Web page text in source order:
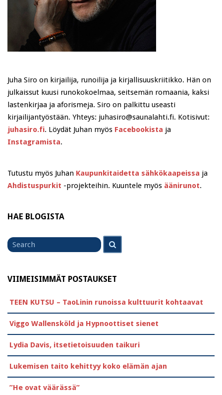
Juha Siro on kirjailija, runoilija ja kirjallisuuskriitikko. Hän on
julkaissut kuusi runokokoelmaa, seitsemän romaania, kaksi
lastenkirjaa ja aforismeja. Siro on palkittu useasti
kirjailijantyöstään. Yhteys: juhasiro@saunalahti.fi. Kotisivut:
juhasiro.fi. Löydät Juhan myös Facebookista ja
Instagramista.
Tutustu myös Juhan Kaupunkitaidetta sähkökaapeissa ja
Ahdistuspurkit -projekteihin. Kuuntele myös äänirunot.
HAE BLOGISTA
Search
for
VIIMEISIMMÄT POSTAUKSET
TEEN KUTSU – TaoLinin runoissa kulttuurit kohtaavat
Viggo Wallensköld ja Hypnoottiset sienet
Lydia Davis, itsetietoisuuden taikuri
Lukemisen taito kehittyy koko elämän ajan
”He ovat väärässä”